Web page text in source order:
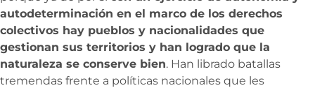
autodeterminación en el marco de los derechos
colectivos hay pueblos y nacionalidades que
gestionan sus territorios y han logrado que la
naturaleza se conserve bien. Han librado batallas
tremendas frente a políticas nacionales que les